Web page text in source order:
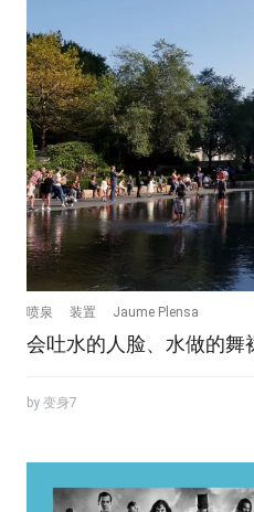
喷泉 装置 Jaume Plensa
会吐水的人脸、水做的舞
by 变身7